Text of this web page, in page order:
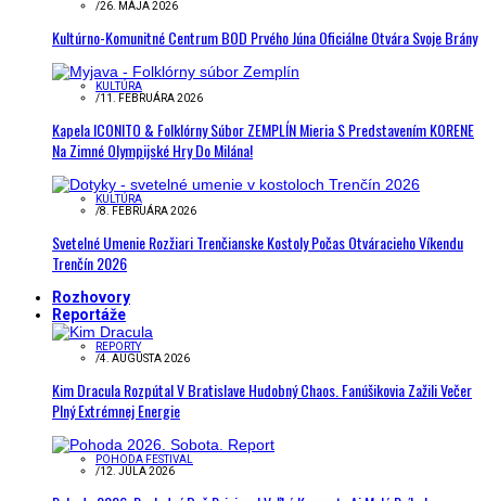
/26. MÁJA 2026
Kultúrno-Komunitné Centrum BOD Prvého Júna Oficiálne Otvára Svoje Brány
KULTÚRA
/11. FEBRUÁRA 2026
Kapela ICONITO & Folklórny Súbor ZEMPLÍN Mieria S Predstavením KORENE
Na Zimné Olympijské Hry Do Milána!
KULTÚRA
/8. FEBRUÁRA 2026
Svetelné Umenie Rozžiari Trenčianske Kostoly Počas Otváracieho Víkendu
Trenčín 2026
Rozhovory
Reportáže
REPORTY
/4. AUGUSTA 2026
Kim Dracula Rozpútal V Bratislave Hudobný Chaos. Fanúšikovia Zažili Večer
Plný Extrémnej Energie
POHODA FESTIVAL
/12. JÚLA 2026